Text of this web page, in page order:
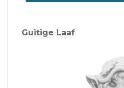
Guitige Laaf